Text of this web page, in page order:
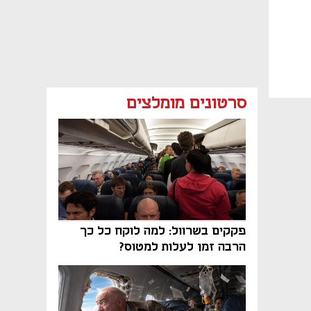
סרטונים מומלצים
פקקים בשרוול: למה לוקח כל כך
הרבה זמן לעלות למטוס?